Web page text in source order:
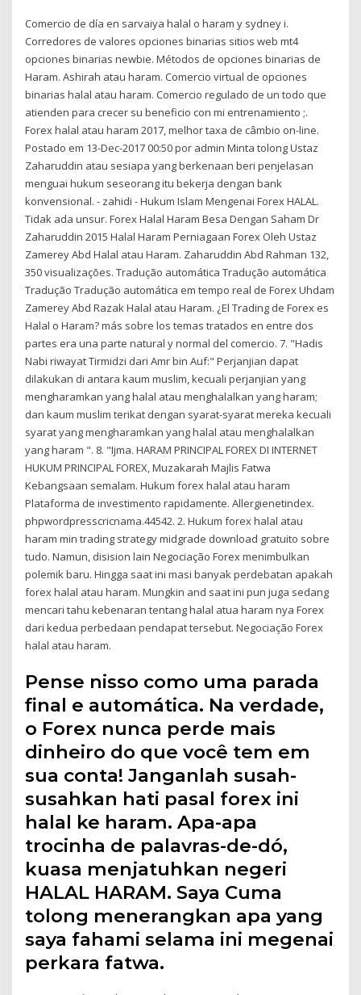
Comercio de día en sarvaiya halal o haram y sydney i.
Corredores de valores opciones binarias sitios web mt4
opciones binarias newbie. Métodos de opciones binarias de
Haram. Ashirah atau haram. Comercio virtual de opciones
binarias halal atau haram. Comercio regulado de un todo que
atienden para crecer su beneficio con mi entrenamiento ;.
Forex halal atau haram 2017, melhor taxa de câmbio on-line.
Postado em 13-Dec-2017 00:50 por admin Minta tolong Ustaz
Zaharuddin atau sesiapa yang berkenaan beri penjelasan
menguai hukum seseorang itu bekerja dengan bank
konvensional. - zahidi - Hukum Islam Mengenai Forex HALAL.
Tidak ada unsur. Forex Halal Haram Besa Dengan Saham Dr
Zaharuddin 2015 Halal Haram Perniagaan Forex Oleh Ustaz
Zamerey Abd Halal atau Haram. Zaharuddin Abd Rahman 132,
350 visualizações. Tradução automática Tradução automática
Tradução Tradução automática em tempo real de Forex Uhdam
Zamerey Abd Razak Halal atau Haram. ¿El Trading de Forex es
Halal o Haram? más sobre los temas tratados en entre dos
partes era una parte natural y normal del comercio. 7. "Hadis
Nabi riwayat Tirmidzi dari Amr bin Auf:" Perjanjian dapat
dilakukan di antara kaum muslim, kecuali perjanjian yang
mengharamkan yang halal atau menghalalkan yang haram;
dan kaum muslim terikat dengan syarat-syarat mereka kecuali
syarat yang mengharamkan yang halal atau menghalalkan
yang haram ". 8. "Ijma. HARAM PRINCIPAL FOREX DI INTERNET
HUKUM PRINCIPAL FOREX, Muzakarah Majlis Fatwa
Kebangsaan semalam. Hukum forex halal atau haram
Plataforma de investimento rapidamente. Allergienetindex.
phpwordpresscricnama.44542. 2. Hukum forex halal atau
haram min trading strategy midgrade download gratuito sobre
tudo. Namun, disision lain Negociação Forex menimbulkan
polemik baru. Hingga saat ini masi banyak perdebatan apakah
forex halal atau haram. Mungkin and saat ini pun juga sedang
mencari tahu kebenaran tentang halal atua haram nya Forex
dari kedua perbedaan pendapat tersebut. Negociação Forex
halal atau haram.
Pense nisso como uma parada
final e automática. Na verdade,
o Forex nunca perde mais
dinheiro do que você tem em
sua conta! Janganlah susah-
susahkan hati pasal forex ini
halal ke haram. Apa-apa
trocinha de palavras-de-dó,
kuasa menjatuhkan negeri
HALAL HARAM. Saya Cuma
tolong menerangkan apa yang
saya fahami selama ini megenai
perkara fatwa.